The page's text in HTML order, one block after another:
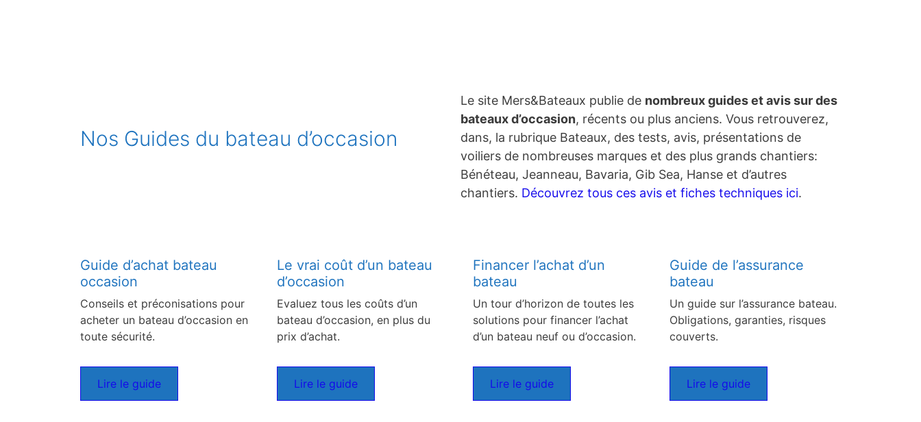
Nos Guides du bateau d’occasion
Le site Mers&Bateaux publie de nombreux guides et avis sur des
bateaux d’occasion, récents ou plus anciens. Vous retrouverez,
dans, la rubrique Bateaux, des tests, avis, présentations de
voiliers de nombreuses marques et des plus grands chantiers:
Bénéteau, Jeanneau, Bavaria, Gib Sea, Hanse et d’autres
chantiers. Découvrez tous ces avis et fiches techniques ici.
Guide d’achat bateau
occasion
Conseils et préconisations pour
acheter un bateau d’occasion en
toute sécurité.
Lire le guide
Le vrai coût d’un bateau
d’occasion
Evaluez tous les coûts d’un
bateau d’occasion, en plus du
prix d’achat.
Lire le guide
Financer l’achat d’un
bateau
Un tour d’horizon de toutes les
solutions pour financer l’achat
d’un bateau neuf ou d’occasion.
Lire le guide
Guide de l’assurance
bateau
Un guide sur l’assurance bateau.
Obligations, garanties, risques
couverts.
Lire le guide